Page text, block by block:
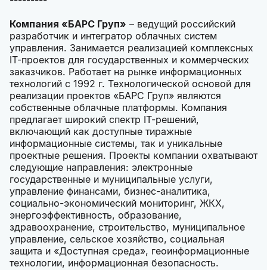
Компания «БАРС Груп» – ведущий российский
разработчик и интегратор облачных систем
управления. Занимается реализацией комплексных
IT-проектов для государственных и коммерческих
заказчиков. Работает на рынке информационных
технологий с 1992 г. Технологической основой для
реализации проектов «БАРС Груп» являются
собственные облачные платформы. Компания
предлагает широкий спектр IT-решений,
включающий как доступные тиражные
информационные системы, так и уникальные
проектные решения. Проекты компании охватывают
следующие направления: электронные
государственные и муниципальные услуги,
управление финансами, бизнес-аналитика,
социально-экономический мониторинг, ЖКХ,
энергоэффективность, образование,
здравоохранение, строительство, муниципальное
управление, сельское хозяйство, социальная
защита и «Доступная среда», геоинформационные
технологии, информационная безопасность.